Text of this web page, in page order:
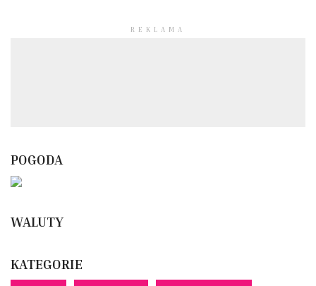
REKLAMA
POGODA
WALUTY
KATEGORIE